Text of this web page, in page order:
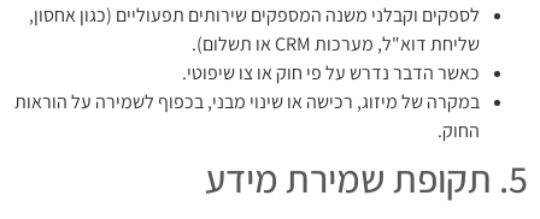
לספקים וקבלני משנה המספקים שירותים תפעוליים (כגון אחסון,
שליחת דוא"ל, מערכות CRM או תשלום).
כאשר הדבר נדרש על פי חוק או צו שיפוטי.
במקרה של מיזוג, רכישה או שינוי מבני, בכפוף לשמירה על הוראות
החוק.
5. תקופת שמירת מידע